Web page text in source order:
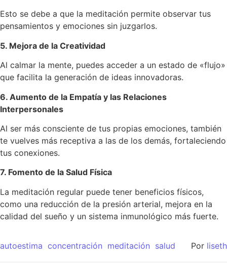
Esto se debe a que la meditación permite observar tus
pensamientos y emociones sin juzgarlos.
5. Mejora de la Creatividad
Al calmar la mente, puedes acceder a un estado de «flujo»
que facilita la generación de ideas innovadoras.
6. Aumento de la Empatía y las Relaciones
Interpersonales
Al ser más consciente de tus propias emociones, también
te vuelves más receptiva a las de los demás, fortaleciendo
tus conexiones.
7. Fomento de la Salud Física
La meditación regular puede tener beneficios físicos,
como una reducción de la presión arterial, mejora en la
calidad del sueño y un sistema inmunológico más fuerte.
autoestima concentración meditación salud Por liseth